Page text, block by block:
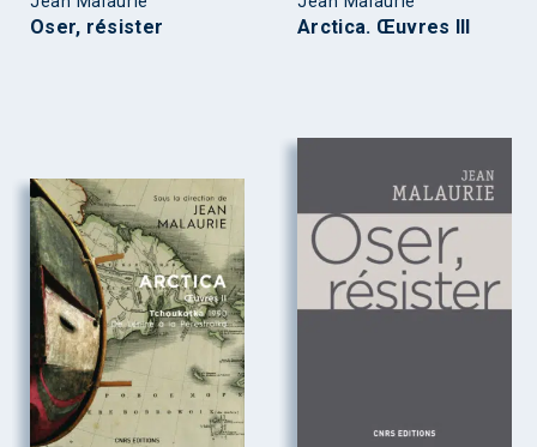
Oser, résister Arctica. Œuvres III